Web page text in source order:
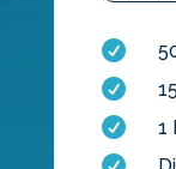


 1